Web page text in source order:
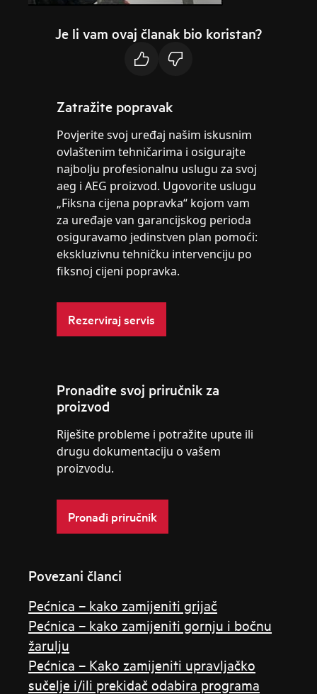
Je li vam ovaj članak bio koristan?
Zatražite popravak
Povjerite svoj uređaj našim iskusnim
ovlaštenim tehničarima i osigurajte
najbolju profesionalnu uslugu za svoj
aeg i AEG proizvod. Ugovorite uslugu
„Fiksna cijena popravka“ kojom vam
za uređaje van garancijskog perioda
osiguravamo jedinstven plan pomoći:
ekskluzivnu tehničku intervenciju po
fiksnoj cijeni popravka.
Rezerviraj servis
Pronađite svoj priručnik za
proizvod
Riješite probleme i potražite upute ili
drugu dokumentaciju o vašem
proizvodu.
Pronađi priručnik
Povezani članci
Pećnica – kako zamijeniti grijač
Pećnica – kako zamijeniti gornju i bočnu
žarulju
Pećnica – Kako zamijeniti upravljačko
sučelje i/ili prekidač odabira programa